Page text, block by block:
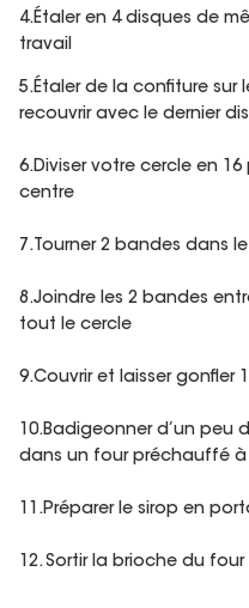
4.Étaler en 4 disques de
travail
5.Étaler de la confiture sur
recouvrir avec le dernier
6.Diviser votre cercle en
centre
7.Tourner 2 bandes dans
8.Joindre les 2 bandes
tout le cercle
9.Couvrir et laisser
10.Badigeonner d’un peu
dans un four préchauffé à
11.Préparer le sirop en
12. Sortir la brioche du